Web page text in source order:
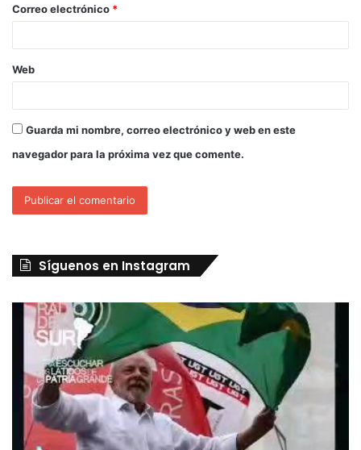
Correo electrónico *
Web
Guarda mi nombre, correo electrónico y web en este
navegador para la próxima vez que comente.
Síguenos en Instagram